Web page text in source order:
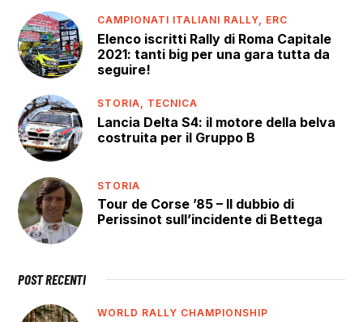
CAMPIONATI ITALIANI RALLY, ERC
Elenco iscritti Rally di Roma Capitale
2021: tanti big per una gara tutta da
seguire!
STORIA, TECNICA
Lancia Delta S4: il motore della belva
costruita per il Gruppo B
STORIA
Tour de Corse ’85 – Il dubbio di
Perissinot sull’incidente di Bettega
POST RECENTI
WORLD RALLY CHAMPIONSHIP